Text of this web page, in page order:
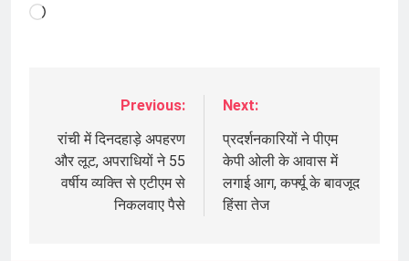
Loading…
navigation
Previous:
रांची में दिनदहाड़े अपहरण
और लूट, अपराधियों ने 55
वर्षीय व्यक्ति से एटीएम से
निकलवाए पैसे
Next:
प्रदर्शनकारियों ने पीएम
केपी ओली के आवास में
लगाई आग, कर्फ्यू के बावजूद
हिंसा तेज